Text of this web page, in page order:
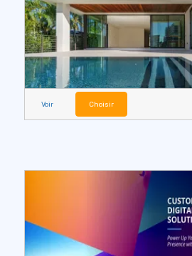
Voir Choisir